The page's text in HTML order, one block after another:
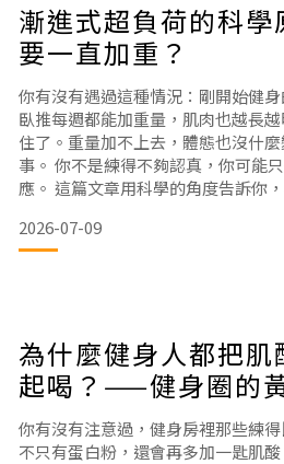
漸進式超負荷的科
要一直加重？
你有沒有遇過這種情況：剛開始健
臥推每週都能加重量，肌肉也越長
住了。重量加不上去，體態也沒什
事。 你不是練得不夠認真，你可能
應。 這篇文章用科學的角度告訴你
需要「越來越重」的壓力？你可以把
的機器——它的設計原則是「夠用就
2026-07-09
為什麼健身人都把肌
起喝？——健身圈的
強在哪
你有沒有注意過，健身房裡那些練
不只有蛋白粉，還會再多加一匙肌酸